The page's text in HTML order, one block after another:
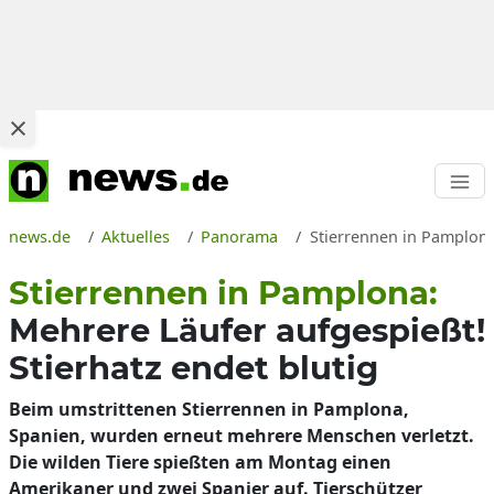
news.de Aktuelles Panorama Stierrennen in
Stierrennen in Pamplona:
Mehrere Läufer aufgespießt!
Stierhatz endet blutig
Beim umstrittenen Stierrennen in Pamplona,
Spanien, wurden erneut mehrere Menschen verletzt.
Die wilden Tiere spießten am Montag einen
Amerikaner und zwei Spanier auf. Tierschützer